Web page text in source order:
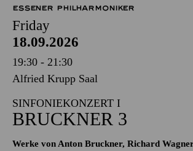
ESSENER PHILHARMONIKER
Friday
18.09.2026
19:30 - 21:30
Alfried Krupp Saal
SINFONIEKONZERT I
BRUCKNER 3
Werke von Anton Bruckner, Richard